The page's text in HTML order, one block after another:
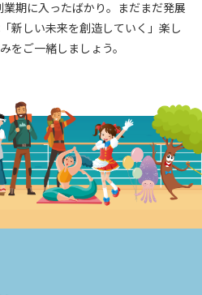
期に入ったばかり。まだまだ発展
新しい未来を創造していく」楽し
をご一緒しましょう。